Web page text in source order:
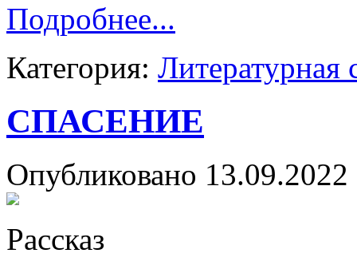
Подробнее...
Категория: Литературная
СПАСЕНИЕ
Опубликовано
Рассказ